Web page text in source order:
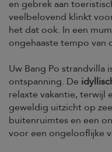
en gebrek aan
veelbelovend klinkt
het dat ook. In een
ongehaaste tempo van
Uw Bang Po
ontspanning. De
relaxte vakantie, terwijl
geweldig uitzicht op
buitenruimtes en een
voor een ongelooflijke